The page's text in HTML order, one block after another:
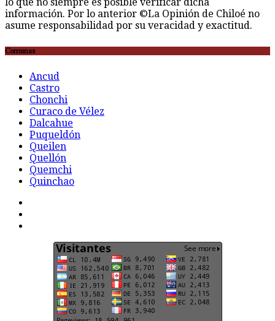
información. Por lo anterior ©La Opinión de Chiloé no
asume responsabilidad por su veracidad y exactitud.
Comunas
Ancud
Castro
Chonchi
Curaco de Vélez
Dalcahue
Puqueldón
Queilen
Quellón
Quemchi
Quinchao